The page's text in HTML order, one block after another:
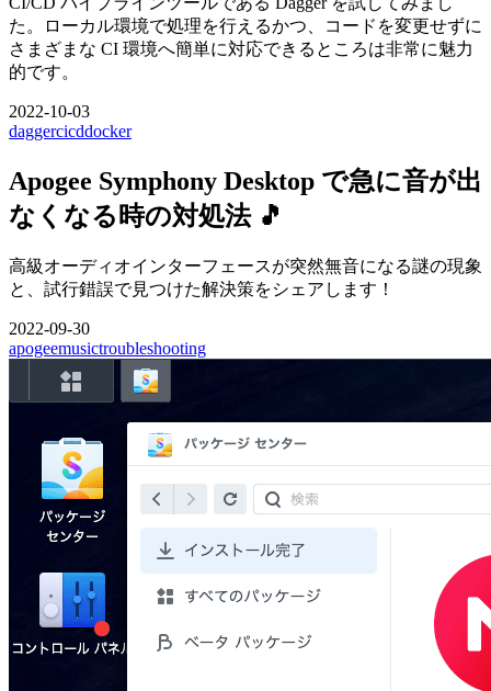
た。ローカル環境で処理を行えるかつ、コードを変更せずに
さまざまな CI 環境へ簡単に対応できるところは非常に魅力
的です。
2022-10-03
daggercicddocker
Apogee Symphony Desktop で急に音が出
なくなる時の対処法 🎵
高級オーディオインターフェースが突然無音になる謎の現象
と、試行錯誤で見つけた解決策をシェアします！
2022-09-30
apogeemusictroubleshooting